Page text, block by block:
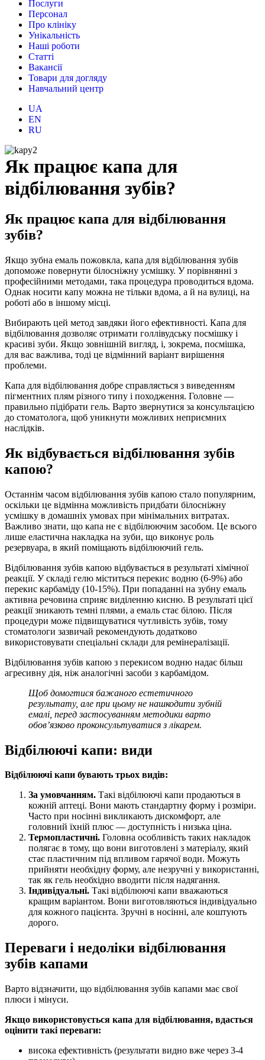
Послуги
Персонал
Про клініку
Унікальність
Наші роботи
Статті
Вакансії
Товари для догляду
Навчальний центр
UA
EN
RU
Як працює капа для
відбілювання зубів?
Як працює капа для відбілювання
зубів?
Якщо зубна емаль пожовкла, капа для відбілювання зубів
допоможе повернути білосніжну усмішку. У порівнянні з
професійними методами, така процедура проводиться вдома.
Однак носити капу можна не тільки вдома, а й на вулиці, на
роботі або в іншому місці.
Вибирають цей метод завдяки його ефективності. Капа для
відбілювання дозволяє отримати голлівудську посмішку і
красиві зуби. Якщо зовнішній вигляд, і, зокрема, посмішка,
для вас важлива, тоді це відмінний варіант вирішення
проблеми.
Капа для відбілювання добре справляється з виведенням
пігментних плям різного типу і походження. Головне —
правильно підібрати гель. Варто звернутися за консультацією
до стоматолога, щоб уникнути можливих неприємних
наслідків.
Як відбувається відбілювання зубів
капою?
Останнім часом відбілювання зубів капою стало популярним,
оскільки це відмінна можливість придбати білосніжну
усмішку в домашніх умовах при мінімальних витратах.
Важливо знати, що капа не є відбілюючим засобом. Це всього
лише еластична накладка на зуби, що виконує роль
резервуара, в який поміщають відбілюючий гель.
Відбілювання зубів капою відбувається в результаті хімічної
реакції. У складі гелю міститься перекис водню (6-9%) або
перекис карбаміду (10-15%). При попаданні на зубну емаль
активна речовина сприяє виділенню кисню. В результаті цієї
реакції зникають темні плями, а емаль стає білою. Після
процедури може підвищуватися чутливість зубів, тому
стоматологи зазвичай рекомендують додатково
використовувати спеціальні склади для ремінералізації.
Відбілювання зубів капою з перекисом водню надає більш
агресивну дія, ніж аналогічні засоби з карбамідом.
Щоб домогтися бажаного естетичного
результату, але при цьому не нашкодити зубній
емалі, перед застосуванням методики варто
обов’язково проконсультуватися з лікарем.
Відбілюючі капи: види
Відбілюючі капи бувають трьох видів:
За умовчанням. Такі відбілюючі капи продаються в
кожній аптеці. Вони мають стандартну форму і розміри.
Часто при носінні викликають дискомфорт, але
головний їхній плюс — доступність і низька ціна.
Термопластичні. Головна особливість таких накладок
полягає в тому, що вони виготовлені з матеріалу, який
стає пластичним під впливом гарячої води. Можуть
прийняти необхідну форму, але незручні у використанні,
так як гель необхідно вводити після надягання.
Індивідуальні. Такі відбілюючі капи вважаються
кращим варіантом. Вони виготовляються індивідуально
для кожного пацієнта. Зручні в носінні, але коштують
дорого.
Переваги і недоліки відбілювання
зубів капами
Варто відзначити, що відбілювання зубів капами має свої
плюси і мінуси.
Якщо використовується капа для відбілювання, вдасться
оцінити такі переваги:
висока ефективність (результати видно вже через 3-4